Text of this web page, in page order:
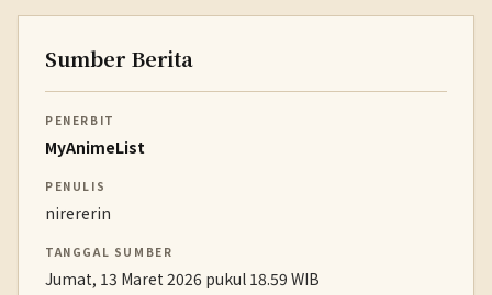
Sumber Berita
PENERBIT
MyAnimeList
PENULIS
nirererin
TANGGAL SUMBER
Jumat, 13 Maret 2026 pukul 18.59 WIB